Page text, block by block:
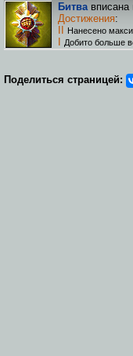
Битвавписана
Достижения:
Нанесено
Добито больше
Поделиться страницей: